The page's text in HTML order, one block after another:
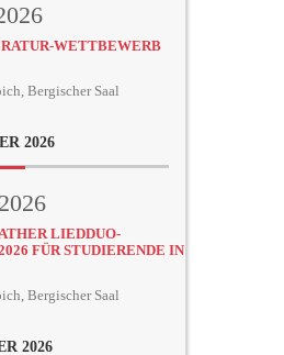
WETTBEWERB
Bergischer Saal
2026
LIEDDUO-
FÜR STUDIERENDE IN
Bergischer Saal
2026